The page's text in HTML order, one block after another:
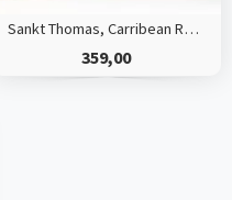
Sankt Thomas, Carribean Rum - Oak Aged
359,00